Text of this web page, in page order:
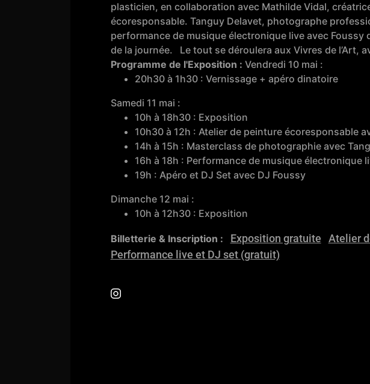
plasticien, en collaboration avec Mathilde Vidal,
écoresponsable. Tanguy Delavet, photographe
performance de musique électronique live avec Foussy
de la journée. Le tout se déroulera aux Vivres de l’Art,
Programme de l'Exposition : Vendredi 10 mai :
20h30 à 1h30 : Vernissage + apéro dinatoire
Samedi 11 mai :
10h à 18h30 : Exposition
10h30 à 12h : Atelier de peinture écoresponsable
14h à 15h : Masterclass de photographie avec
16h à 18h : Performance de musique électronique
19h : Apéro et DJ Set avec DJ Foussy
Dimanche 12 mai :
10h à 12h30 : Exposition
Billetterie & Inscription : Exposition gratuite Atelier
Performance live et DJ set (gratuit)